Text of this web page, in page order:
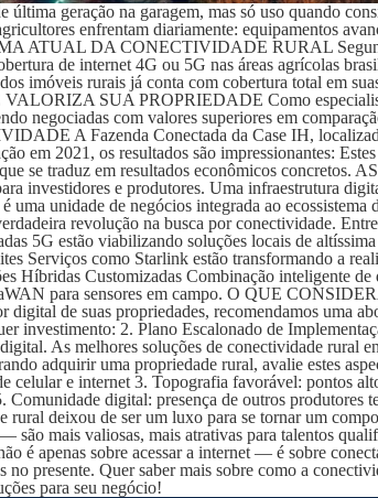
geração na garagem, mas só uso quando
enfrentam diariamente: equipamentos
ATUAL DA CONECTIVIDADE RURAL
de internet 4G ou 5G nas áreas agrícolas
imóveis rurais já conta com cobertura total em
SUA PROPRIEDADE Como
negociadas com valores superiores em
A Fazenda Conectada da Case IH,
em 2021, os resultados são impressionantes:
se traduz em resultados econômicos concretos.
investidores e produtores. Uma infraestrutura
uma unidade de negócios integrada ao
revolução na busca por conectividade. Entre
5G estão viabilizando soluções locais de
Serviços como Starlink estão transformando a
Híbridas Customizadas Combinação inteligente de
para sensores em campo. O QUE
de suas propriedades, recomendamos uma
investimento: 2. Plano Escalonado de
As melhores soluções de conectividade rural
uma propriedade rural, avalie estes
celular e internet 3. Topografia favorável: pontos
digital: presença de outros produtores
deixou de ser um luxo para se tornar um
mais valiosas, mais atrativas para talentos
é apenas sobre acessar a internet — é sobre
presente. Quer saber mais sobre como a
para seu negócio!